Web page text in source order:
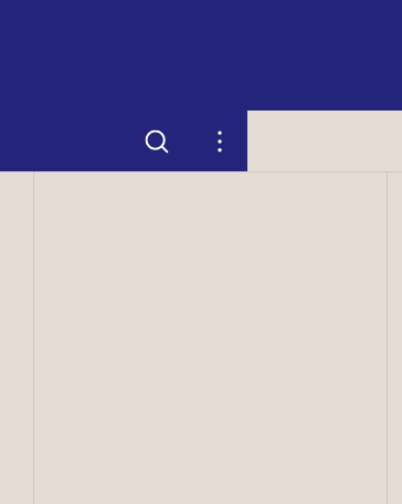
تنظیمات جستجو